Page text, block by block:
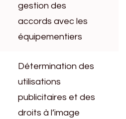
gestion des
accords avec les
équipementiers
Détermination des
utilisations
publicitaires et des
droits à l’image